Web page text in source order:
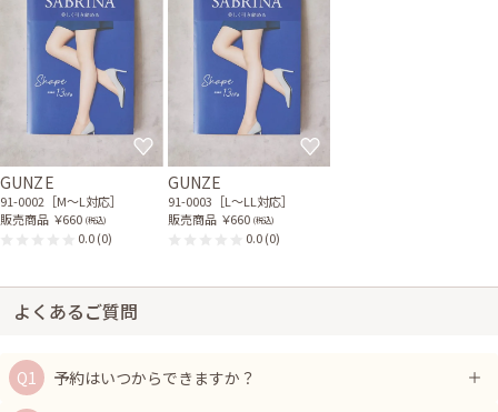
GUNZE
91-0002［M〜L対応］
販売商品 ￥660 (税込)
0.0(0)
GUNZE
91-0003［L〜LL対応］
販売商品 ￥660 (税込)
0.0(0)
よくあるご質問
予約はいつからできますか？